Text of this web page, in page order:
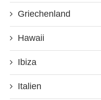
Griechenland
Hawaii
Ibiza
Italien